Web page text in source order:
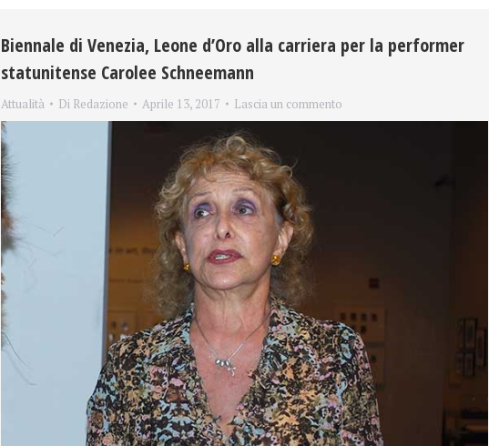
Biennale di Venezia, Leone d’Oro alla carriera per la performer
statunitense Carolee Schneemann
Attualità Di Redazione Aprile 13, 2017 Lascia un commento